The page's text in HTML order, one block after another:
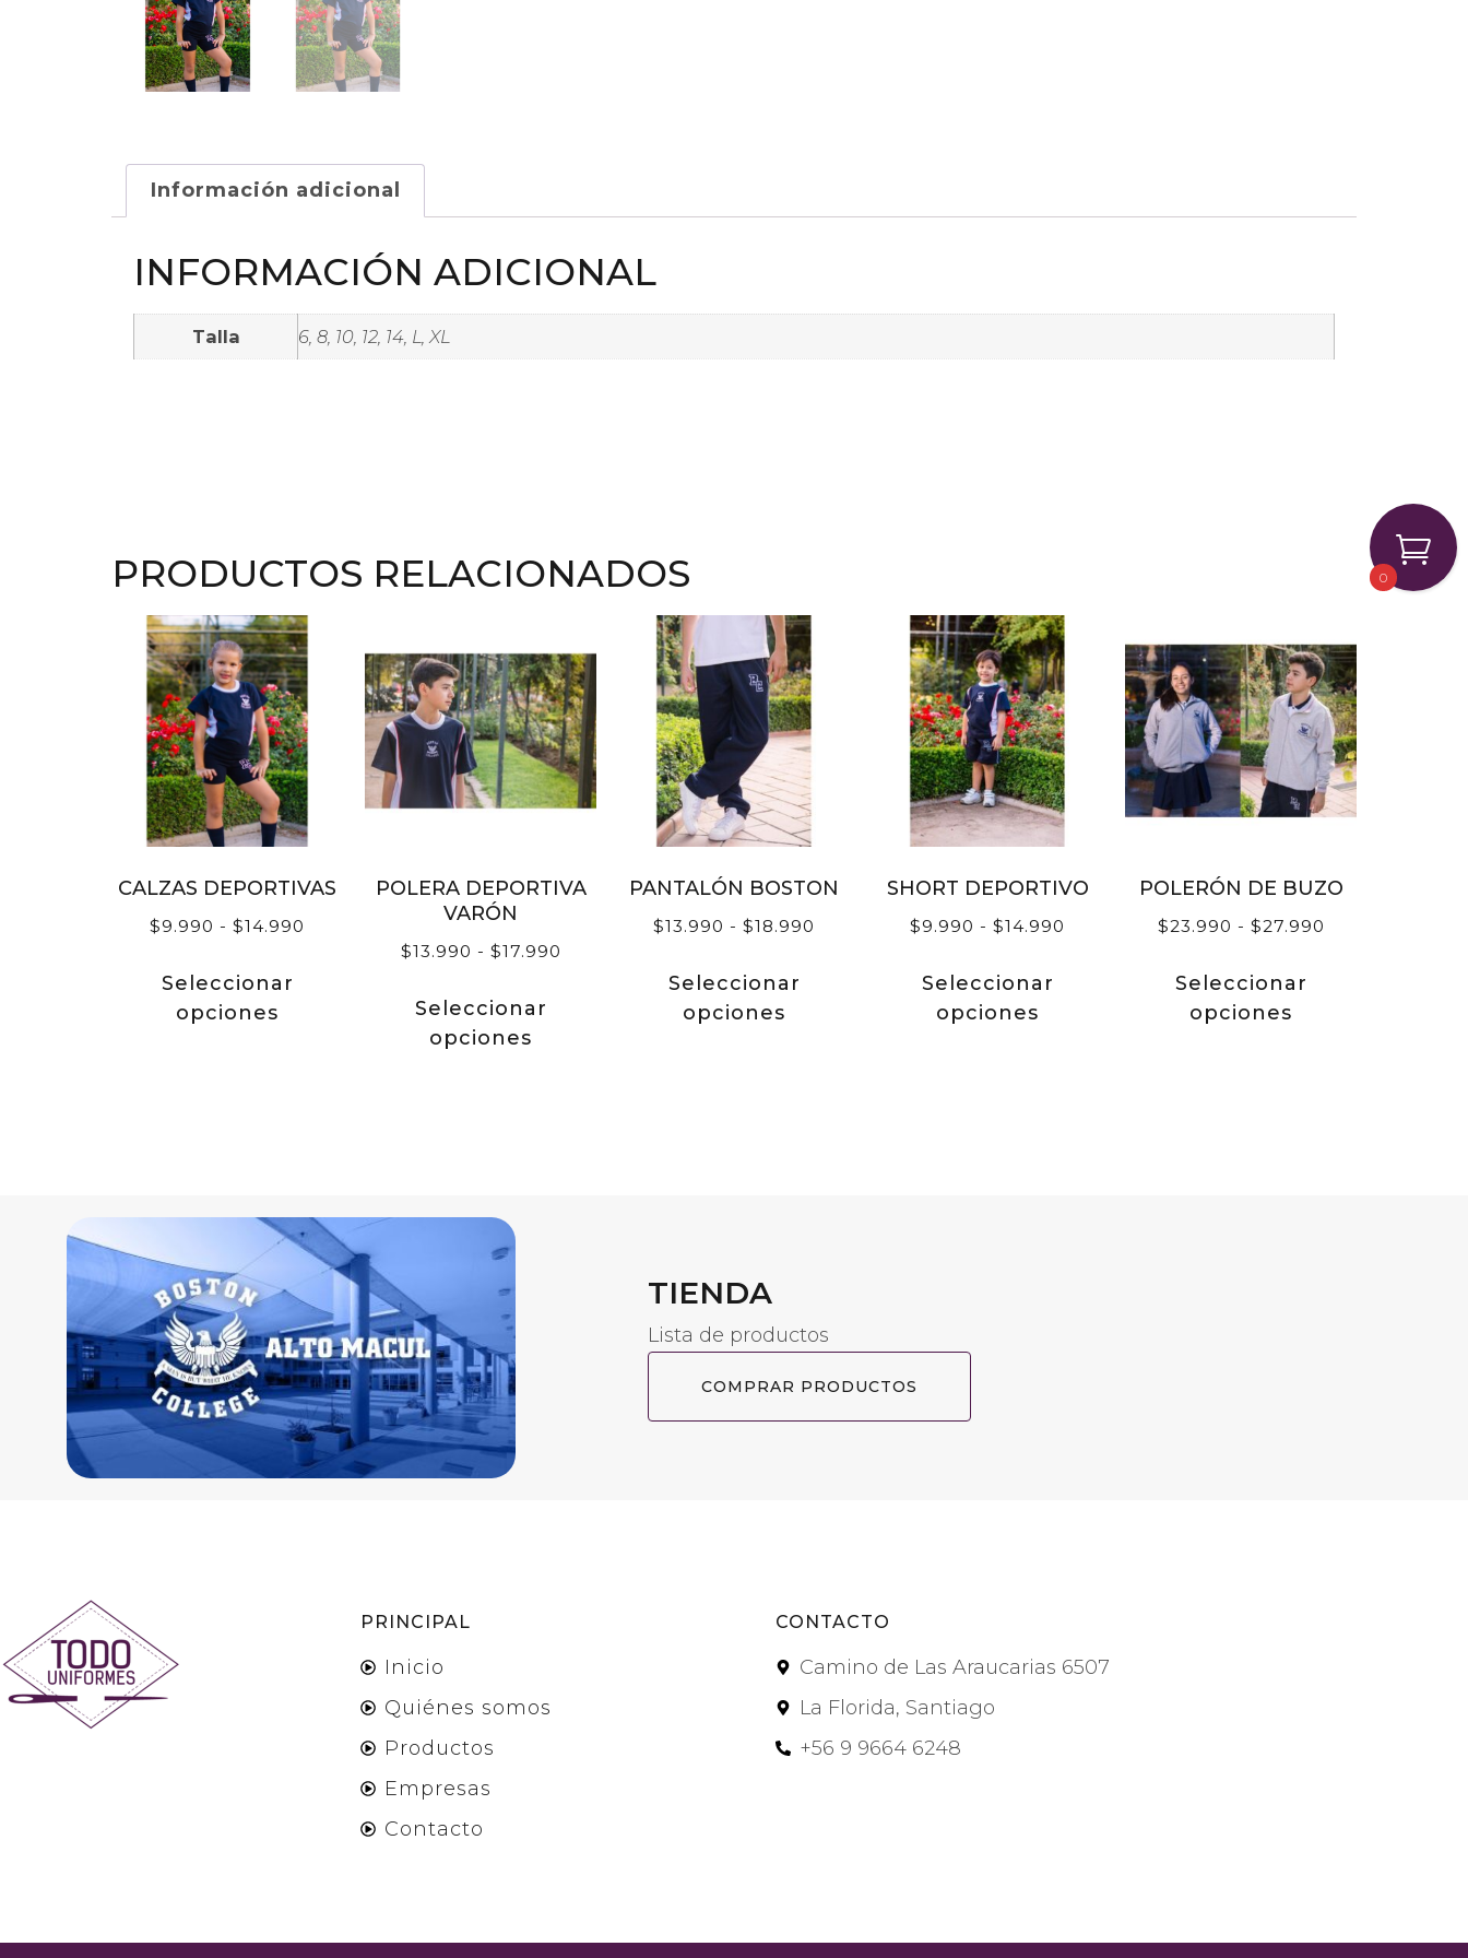
Información adicional
INFORMACIÓN ADICIONAL
Talla 6, 8, 10, 12, 14, L, XL
PRODUCTOS RELACIONADOS
CALZAS DEPORTIVAS
$9.990 - $14.990
Seleccionar
opciones
POLERA DEPORTIVA
VARÓN
$13.990 - $17.990
Seleccionar
opciones
PANTALÓN BOSTON
$13.990 - $18.990
Seleccionar
opciones
SHORT DEPORTIVO
$9.990 - $14.990
Seleccionar
opciones
POLERÓN DE BUZO
$23.990 - $27.990
Seleccionar
opciones
TIENDA
Lista de productos
COMPRAR PRODUCTOS
PRINCIPAL
Inicio
Quiénes somos
Productos
Empresas
Contacto
CONTACTO
Camino de Las Araucarias 6507
La Florida, Santiago
+56 9 9664 6248
0